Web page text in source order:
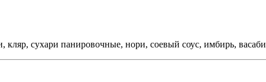
кляр, сухари панировочные, нори, соевый соус, имбирь, васаби